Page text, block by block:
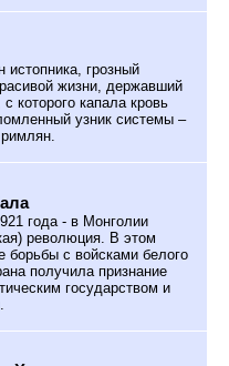
грозный
жизни, державший
которого капала кровь
узник системы –
года - в Монголии
революция. В этом
борьбы с войсками белого
получила признание
государством и